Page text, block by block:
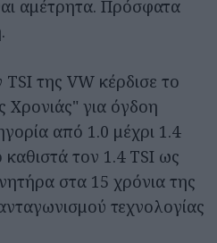
αμέτρητα. Πρόσφατα
της VW κέρδισε το
Χρονιάς" για όγδοη
από 1.0 μέχρι 1.4
καθιστά τον 1.4 TSI ως
στα 15 χρόνια της
τεχνολογίας